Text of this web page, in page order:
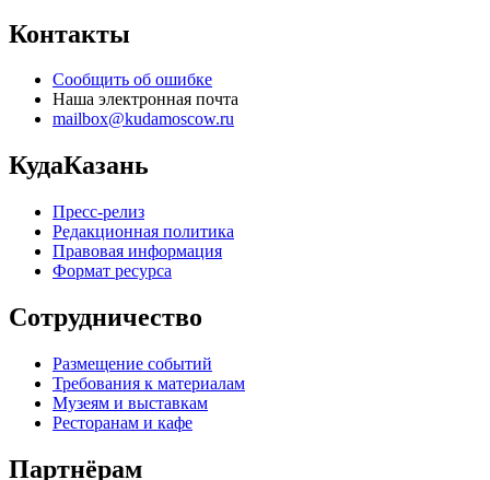
Контакты
Сообщить об ошибке
Наша электронная почта
mailbox@kudamoscow.ru
КудаКазань
Пресс-релиз
Редакционная политика
Правовая информация
Формат ресурса
Сотрудничество
Размещение событий
Требования к материалам
Музеям и выставкам
Ресторанам и кафе
Партнёрам